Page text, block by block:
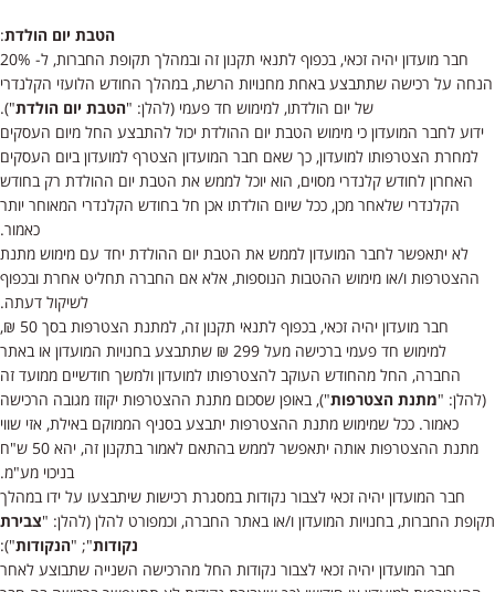
הטבת יום הולדת:
חבר מועדון יהיה זכאי, בכפוף לתנאי תקנון זה ובמהלך תקופת החברות, ל- 20%
הנחה על רכישה שתתבצע באחת מחנויות הרשת, במהלך החודש הלועזי הקלנדרי
של יום הולדתו, למימוש חד פעמי (להלן: "הטבת יום הולדת").
ידוע לחבר המועדון כי מימוש הטבת יום ההולדת יכול להתבצע החל מיום העסקים
למחרת הצטרפותו למועדון, כך שאם חבר המועדון הצטרף למועדון ביום העסקים
האחרון לחודש קלנדרי מסוים, הוא יוכל לממש את הטבת יום ההולדת רק בחודש
הקלנדרי שלאחר מכן, ככל שיום הולדתו אכן חל בחודש הקלנדרי המאוחר יותר
כאמור.
לא יתאפשר לחבר המועדון לממש את הטבת יום ההולדת יחד עם מימוש מתנת
ההצטרפות ו/או מימוש ההטבות הנוספות, אלא אם החברה תחליט אחרת ובכפוף
לשיקול דעתה.
חבר מועדון יהיה זכאי, בכפוף לתנאי תקנון זה, למתנת הצטרפות בסך 50 ₪,
למימוש חד פעמי ברכישה מעל 299 ₪ שתתבצע בחנויות המועדון או באתר
החברה, החל מהחודש העוקב להצטרפותו למועדון ולמשך חודשיים ממועד זה
(להלן: "מתנת הצטרפות"), באופן שסכום מתנת ההצטרפות יקוזז מגובה הרכישה
כאמור. ככל שמימוש מתנת ההצטרפות יתבצע בסניף הממוקם באילת, אזי שווי
מתנת ההצטרפות אותה יתאפשר לממש בהתאם לאמור בתקנון זה, יהא 50 ש"ח
בניכוי מע"מ.
חבר המועדון יהיה זכאי לצבור נקודות במסגרת רכישות שיתבצעו על ידו במהלך
תקופת החברות, בחנויות המועדון ו/או באתר החברה, וכמפורט להלן (להלן: "צבירת
נקודות"; "הנקודות"):
חבר המועדון יהיה זכאי לצבור נקודות החל מהרכישה השנייה שתבוצע לאחר